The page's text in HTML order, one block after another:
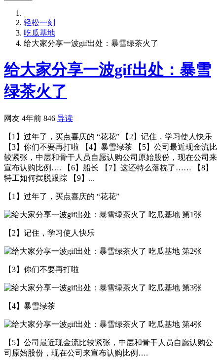
轻松一刻
吃瓜基地
给大家分享一波gif出处：暴雪绿茶火了
给大家分享一波gif出处：暴雪
绿茶火了
网友 4年前 846 导读
【1】过年了，买点喜庆的 “花花” 【2】记住，学习使人快乐 ​​​
【3】你们不要再打啦 【4】暴雪绿茶 【5】公司最近现金流比
较紧张，中层和骨干人员自愿认购公司原始股份，现在公司来
宣布认购比例…. 【6】​船长 【7】这还特么落枕了…… 【8】
特工如何摆脱跟踪 【9】...
【1】过年了，买点喜庆的 “花花”
【2】记住，学习使人快乐 ​​​
【3】你们不要再打啦
【4】暴雪绿茶
【5】公司最近现金流比较紧张，中层和骨干人员自愿认购公
司原始股份，现在公司来宣布认购比例….